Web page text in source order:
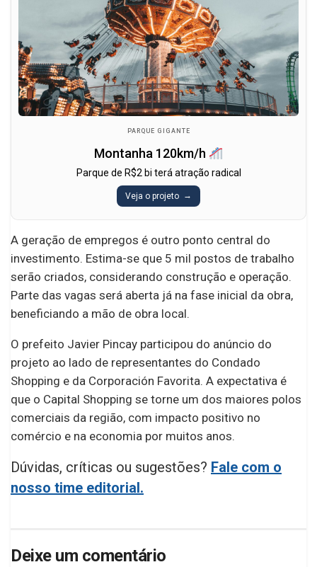
PARQUE GIGANTE
Montanha 120km/h
Parque de R$2 bi terá atração radical
Veja o projeto
A geração de empregos é outro ponto central do
investimento. Estima-se que 5 mil postos de trabalho
serão criados, considerando construção e operação.
Parte das vagas será aberta já na fase inicial da obra,
beneficiando a mão de obra local.
O prefeito Javier Pincay participou do anúncio do
projeto ao lado de representantes do Condado
Shopping e da Corporación Favorita. A expectativa é
que o Capital Shopping se torne um dos maiores polos
comerciais da região, com impacto positivo no
comércio e na economia por muitos anos.
Dúvidas, críticas ou sugestões? Fale com o
nosso time editorial.
Deixe um comentário